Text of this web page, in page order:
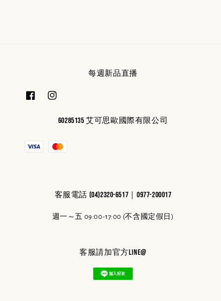
每週新品直播
60285135 艾可思歐國際有限公司
客服電話 (04)2320-6517｜0977-200017
週一～五 09:00-17:00 (不含國定假日)
客服請加官方line@